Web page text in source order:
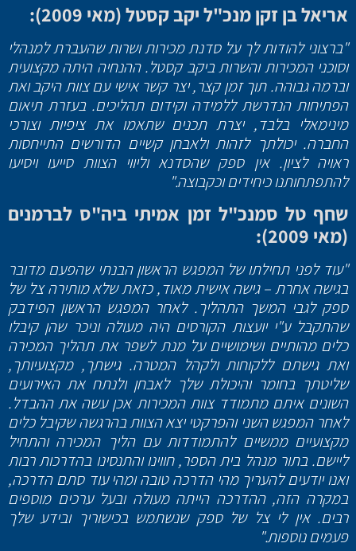
אריאל בן זקן מנכ"ל יקב קסטל (מאי 2009):
"ברצוני להודות לך על סדנת מכירות ושרות שהעברת למנהלי
וסוכני המכירות והשרות ביקב קסטל. ההנחיה היתה מקצועית
וברמה גבוהה. תוך זמן קצר, יצר קשר אישי עם צוות היקב ואת
הפתיחות הנדרשת ללמידה וקידום תהליכים. בעזרת תיאום
מינימאלי בלבד, יצרת תכנים שתאמו את ציפיות וצורכי
החברה. יכולתך לזהות ולאבחן קשיים הדורשים התייחסות
ראויה לציון. אין ספק שהסדנא וליווי הצוות סייעו ויסיעו
להתפתחותנו כיחידים וכקבוצה."
שחף טל סמנכ"ל זמן אמיתי ביה"ס לברמנים
(מאי 2009):
"עוד לפני תחילתו של המפגש הראשון הבנתי שהפעם מדובר
בגישה אחרת – גישה אישית מאוד, כזאת שלא מותירה צל של
ספק לגבי המשך התהליך. לאחר המפגש הראשון הפידבק
שהתקבל ע"י יועצות הקורסים היה מעולה וניכר שהן קיבלו
כלים מהותיים ושימושיים על מנת לשפר את תהליך המכירה
ואת גישתם ללקוחות ולקהל המטרה. גישתך, מקצועיותך,
שליטתך בחומר והיכולת שלך לאבחן ולנתח את האירועים
השונים איתם מתמודד צוות המכירות אכן עשה את ההבדל.
לאחר המפגש השני והפרקטי יצא הצוות בהרגשה שקיבל כלים
מקצועיים ממשיים להתמודדות עם הליך המכירה והתחיל
ליישם. בתור מנהל בית הספר, חווינו והתנסינו בהדרכות רבות
ואנו יודעים להעריך מהי הדרכה טובה ומהי עוד סתם הדרכה,
במקרה הזה, ההדרכה הייתה מעולה ובעל ערכים מוספים
רבים. אין לי צל של ספק שנשתמש בכישוריך ובידע שלך
פעמים נוספות."